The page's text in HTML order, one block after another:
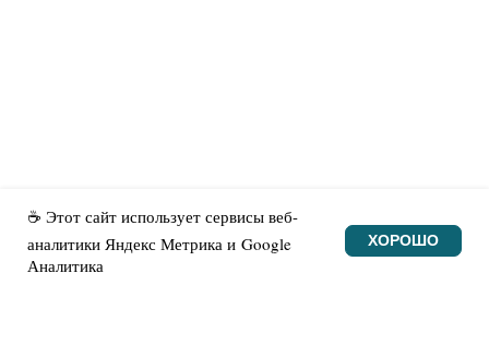
☕ Этот сайт использует сервисы веб-
аналитики Яндекс Метрика и Google
Аналитика
ХОРОШО